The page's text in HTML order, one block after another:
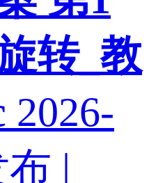
转_教
2026-
|